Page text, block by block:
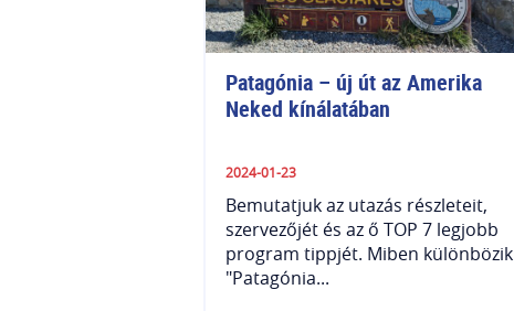
Patagónia – új út az Amerika
Neked kínálatában
2024-01-23
Bemutatjuk az utazás részleteit,
szervezőjét és az ő TOP 7 legjobb
program tippjét. Miben különbözik
"Patagónia...